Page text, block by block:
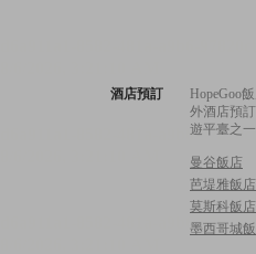
酒店預訂
HopeGoo
外酒店預
遊平臺之
曼谷飯店
芭堤雅飯店
莫斯科飯店
墨西哥城